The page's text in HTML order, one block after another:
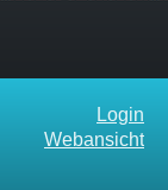
Login
Webansicht